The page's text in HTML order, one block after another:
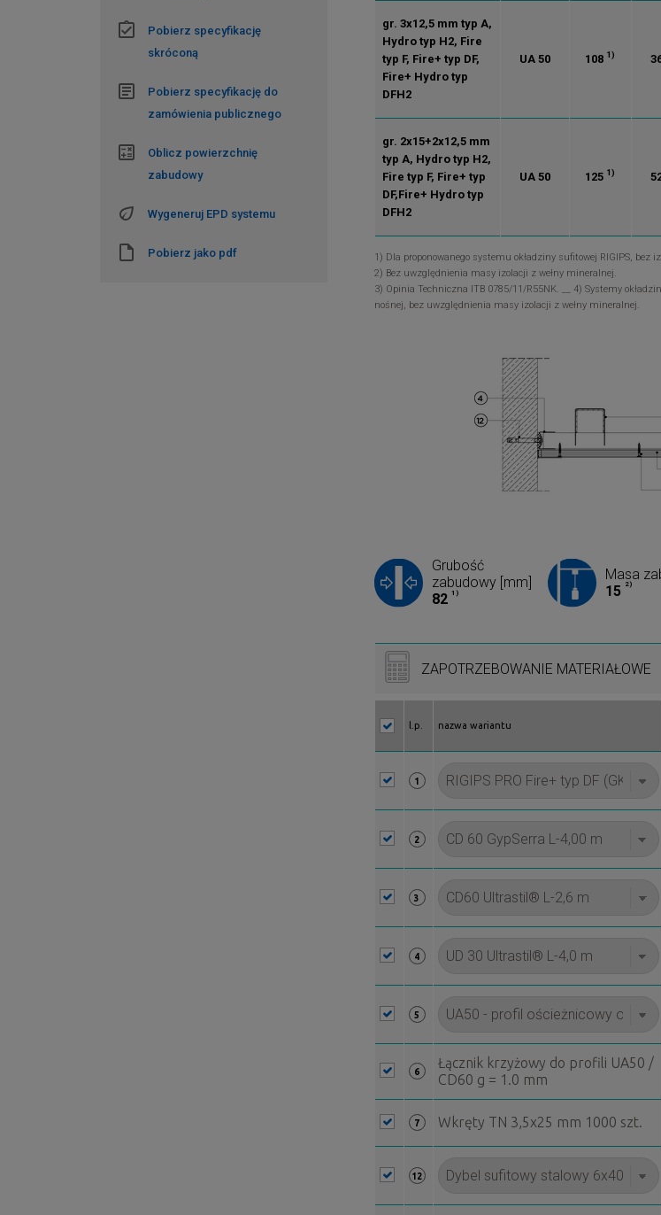
Pobierz specyfikację
skróconą
Pobierz specyfikację do
zamówienia publicznego
Oblicz powierzchnię
zabudowy
Wygeneruj EPD systemu
Pobierz jako pdf
gr. 3x12,5 mm typ A,
Hydro typ H2, Fire
typ F, Fire+ typ DF,
Fire+ Hydro typ
DFH2
UA 50 108 1)
gr. 2x15+2x12,5 mm
typ A, Hydro typ H2,
Fire typ F, Fire+ typ
DF,Fire+ Hydro typ
DFH2
UA 50 125 1)
1) Dla proponowanego systemu okładziny sufitowej RIGIPS, bez
2) Bez uwzględnienia masy izolacji z wełny mineralnej.
3) Opinia Techniczna ITB 0785/11/R55NK. __ 4) Systemy
nośnej, bez uwzględnienia masy izolacji z wełny mineralnej.
Grubość
zabudowy [mm]
82 1)
Masa
15
2)
ZAPOTRZEBOWANIE MATERIAŁOWE
l.p. nazwa wariantu
1
2
3
4
5
6
Łącznik krzyżowy do profili UA50 /
CD60 g = 1.0 mm
7 Wkręty TN 3,5x25 mm 1000 szt.
12